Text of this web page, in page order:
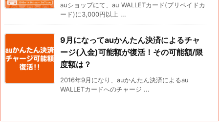
auショップにて、au WALLETカード(プリペイドカ
ード)に3,000円以上 ...
9月になってauかんたん決済によるチャ
ージ(入金)可能額が復活！その可能額/限
度額は？
2016年9月になり、auかんたん決済によるau
WALLETカードへのチャージ ...